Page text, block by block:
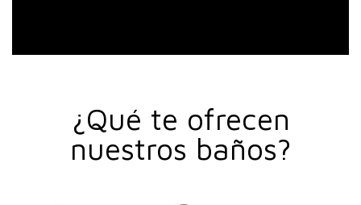
¿Qué te ofrecen
nuestros baños?